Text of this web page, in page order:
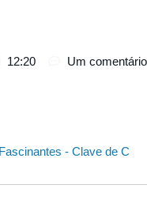
12:20
Um comentário
- Clave de C